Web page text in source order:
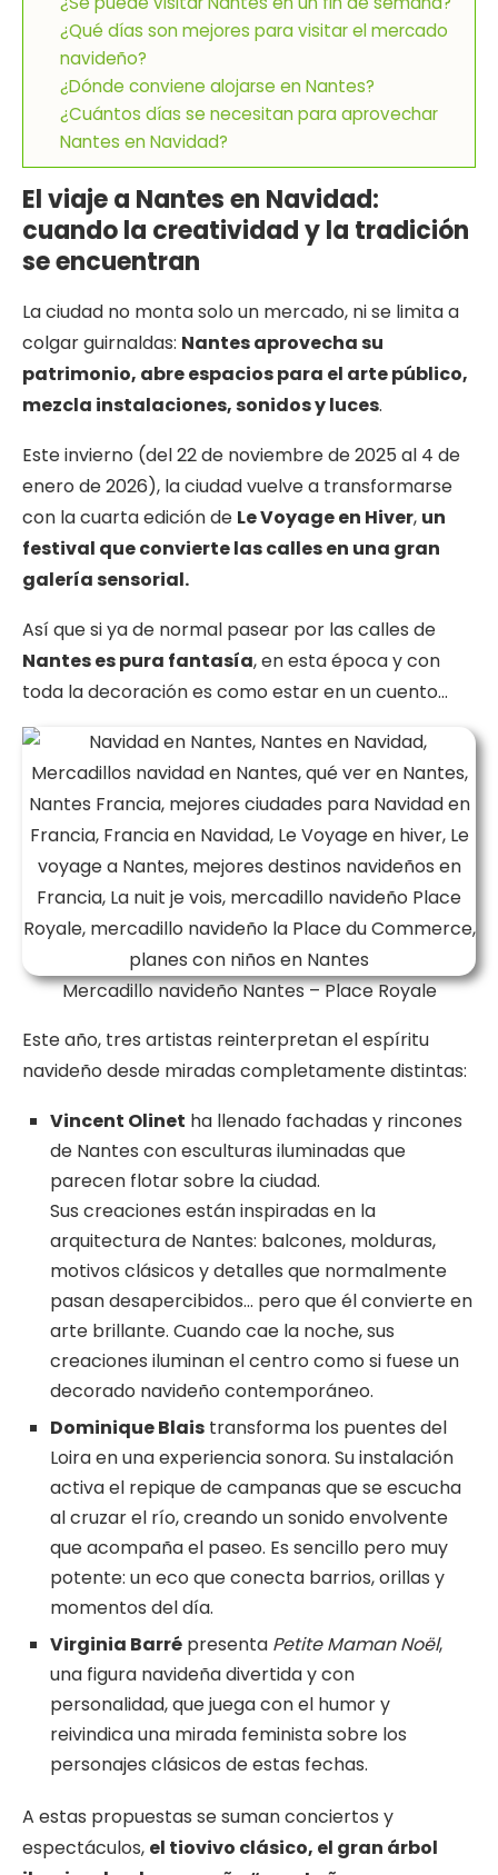
¿Qué días son mejores para visitar el mercado
navideño?
¿Dónde conviene alojarse en Nantes?
¿Cuántos días se necesitan para aprovechar
Nantes en Navidad?
El viaje a Nantes en Navidad:
cuando la creatividad y la tradición
se encuentran
La ciudad no monta solo un mercado, ni se limita a
colgar guirnaldas: Nantesaprovecha su
patrimonio, abre espacios para el arte público,
mezcla instalaciones, sonidos y luces.
Este invierno (del 22 de noviembre de 2025 al 4 de
enero de 2026), la ciudad vuelve a transformarse
con la cuarta edición de Le Voyage en Hiver, un
festival que convierte las calles en una gran
galería sensorial.
Así que si ya de normal pasear por las calles de
Nantes es pura fantasía, en esta época y con
toda la decoración es como estar en un cuento…
Mercadillo navideño Nantes – Place Royale
Este año, tres artistas reinterpretan el espíritu
navideño desde miradas completamente distintas:
Vincent Olinet ha llenado fachadas y rincones
de Nantes con esculturas iluminadas que
parecen flotar sobre la ciudad.
Sus creaciones están inspiradas en la
arquitectura de Nantes: balcones, molduras,
motivos clásicos y detalles que normalmente
pasan desapercibidos… pero que él convierte en
arte brillante. Cuando cae la noche, sus
creaciones iluminan el centro como si fuese un
decorado navideño contemporáneo.
Dominique Blais transforma los puentes del
Loira en una experiencia sonora. Su instalación
activa el repique de campanas que se escucha
al cruzar el río, creando un sonido envolvente
que acompaña el paseo. Es sencillo pero muy
potente: un eco que conecta barrios, orillas y
momentos del día.
Virginia Barré presenta Petite Maman Noël,
una figura navideña divertida y con
personalidad, que juega con el humor y
reivindica una mirada feminista sobre los
personajes clásicos de estas fechas.
A estas propuestas se suman conciertos y
espectáculos, el tiovivo clásico, el gran árbol